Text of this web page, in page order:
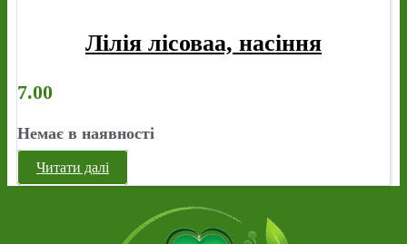
Лілія лісоваа, насіння
7.00
Немає в наявності
Читати далі